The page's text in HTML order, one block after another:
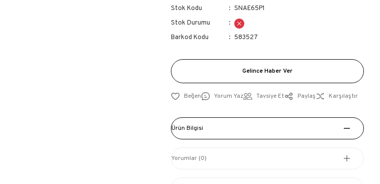
Stok Kodu
SNAE65P1
Stok Durumu
Barkod Kodu
583527
Gelince Haber Ver
Yorum Yaz Tavsiye Et Paylaş Karşılaştır
Ürün Bilgisi
Yorumlar (0)